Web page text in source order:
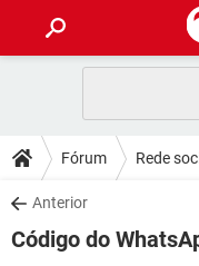
CELULAR
OUTLOOK
INSTAGRAM
DICAS
JOGOS
DOWNLOADS
JOGOS
FÓRUM
Fórum Rede
Anterior
Código do